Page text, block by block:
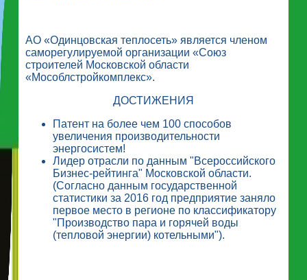
АО «Одинцовская теплосеть» является членом
саморегулируемой организации «Союз
строителей Московской области
«Мособлстройкомплекс».
ДОСТИЖЕНИЯ
Патент на более чем 100 способов
увеличения производительности
энергосистем!
Лидер отрасли по данным "Всероссийского
Бизнес-рейтинга" Московской области.
(Согласно данным государственной
статистики за 2016 год предприятие заняло
первое место в регионе по классификатору
"Производство пара и горячей воды
(тепловой энергии) котельными").